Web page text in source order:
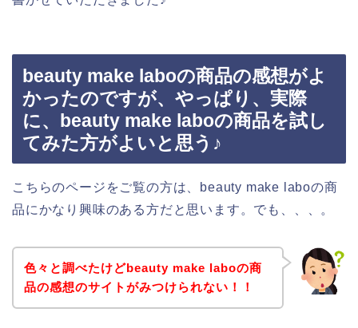
beauty make laboの商品の感想がよ
かったのですが、やっぱり、実際
に、beauty make laboの商品を試し
てみた方がよいと思う♪
こちらのページをご覧の方は、beauty make laboの商
品にかなり興味のある方だと思います。でも、、、。
色々と調べたけどbeauty make laboの商
品の感想のサイトがみつけられない！！